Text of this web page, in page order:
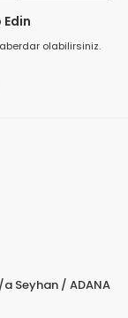
olabilirsiniz.
Seyhan / ADANA